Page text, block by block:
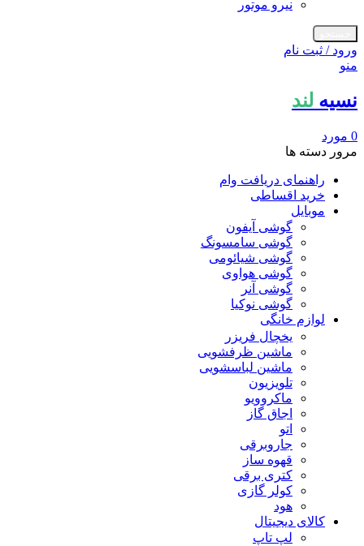
نیرو موتور
ورود / ثبت نام
منو
نسیه لند
0 مورد
مرور دسته ها
راهنمای دریافت وام
خرید اقساطی
موبایل
گوشی آیفون
گوشی سامسونگ
گوشی شیائومی
گوشی هواوی
گوشی آنر
گوشی نوکیا
لوازم خانگی
یخچال فریزر
ماشین ظرفشویی
ماشین لباسشویی
تلویزیون
ماکروویو
اجاق گاز
اتو
جاروبرقی
قهوه ساز
کتری برقی
کولر گازی
هود
کالای دیجیتال
لپ تاپ